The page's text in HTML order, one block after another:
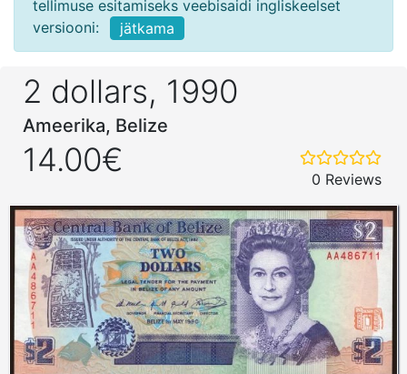
tellimuse esitamiseks veebisaidi ingliskeelset
versiooni:
jätkama
2 dollars, 1990
Ameerika, Belize
14.00€
0 Reviews